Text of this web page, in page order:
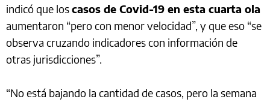
indicó que loscasos de Covid-19 en esta cuarta ola
aumentaron “pero con menor velocidad”, y que eso “se
observa cruzando indicadores con información de
otras jurisdicciones”.
“No está bajando la cantidad de casos, pero la semana